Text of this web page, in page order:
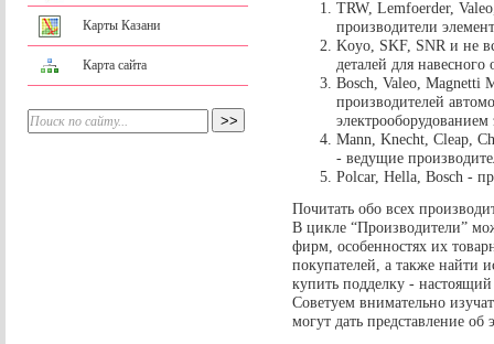
Карты Казани
Карта сайта
TRW, Lemfoerder,
производители
Koyo, SKF, SNR и не
деталей для навесного
Bosch, Valeo, Magnetti
производителей
электрооборудованием
Mann, Knecht, Cleap,
- ведущие
Polcar, Hella, Bosch -
Почитать обо всех
В цикле “Производители”
фирм, особенностях их
покупателей, а также
купить подделку -
Советуем внимательно
могут дать представление об